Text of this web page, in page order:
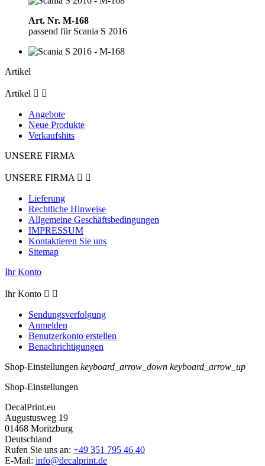
Art. Nr. M-168
passend für Scania S 2016
Artikel
Artikel  
Angebote
Neue Produkte
Verkaufshits
UNSERE FIRMA
UNSERE FIRMA  
Lieferung
Rechtliche Hinweise
Allgemeine Geschäftsbedingungen
IMPRESSUM
Kontaktieren Sie uns
Sitemap
Ihr Konto
Ihr Konto  
Sendungsverfolgung
Anmelden
Benutzerkonto erstellen
Benachrichtigungen
Shop-Einstellungen keyboard_arrow_down keyboard_arrow_up
Shop-Einstellungen
DecalPrint.eu
Augustusweg 19
01468 Moritzburg
Deutschland
Rufen Sie uns an: +49 351 795 46 40
E-Mail: info@decalprint.de